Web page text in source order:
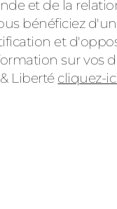
et de la
bénéficiez
et
sur vos
Liberté cliquez-ici